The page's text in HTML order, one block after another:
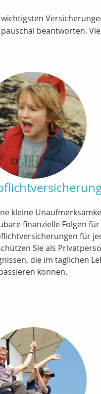
wichtigsten
beantworten.
kleine
finanzielle Folgen für
für
Sie als
die im täglichen
können.